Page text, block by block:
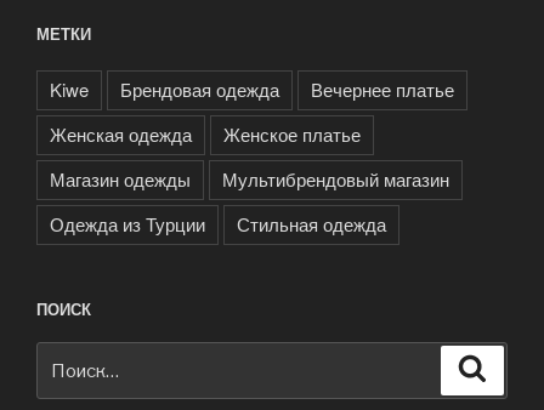
МЕТКИ
Kiwe Брендовая одежда
Вечернее платье
Женская одежда
Женское платье
Магазин одежды
Мультибрендовый магазин
Одежда из Турции
Стильная одежда
ПОИСК